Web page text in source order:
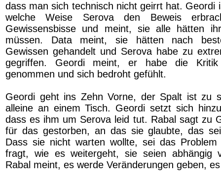
dass man sich technisch nicht geirrt hat. Geordi
welche Weise Serova den Beweis
Gewissensbisse und meint, sie alle hätten
müssen. Data meint, sie hätten nach
Gewissen gehandelt und Serova habe zu
gegriffen. Geordi meint, er habe die Kritik
genommen und sich bedroht gefühlt.
Geordi geht ins Zehn Vorne, der Spalt ist zu
alleine an einem Tisch. Geordi setzt sich
dass es ihm um Serova leid tut. Rabal sagt zu
für das gestorben, an das sie glaubte, das
Dass sie nicht warten wollte, sei das Problem
fragt, wie es weitergeht, sie seien abhängig
Rabal meint, es werde Veränderungen geben,